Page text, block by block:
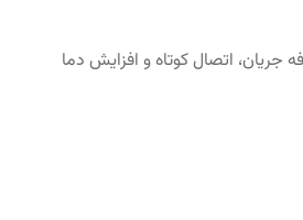
جریان، اتصال کوتاه و افزایش دما
سایر گجت‌های دیجیتال